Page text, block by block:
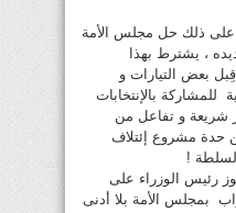
على ذلك حل مجلس الأمة
، يشترط بهذا
بعض التيارات و
للمشاركة بالإنتخابات
شريعة و تفاعل من
حدة مشروع إئتلاف
!
رئيس الوزراء على
بمجلس الأمة بلا أدنى